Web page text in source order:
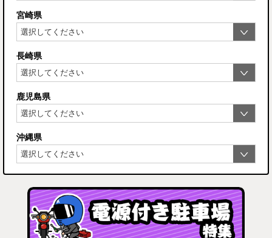
宮崎県
長崎県
鹿児島県
沖縄県